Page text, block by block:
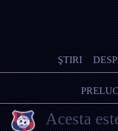
ŞTIRI
Acesta